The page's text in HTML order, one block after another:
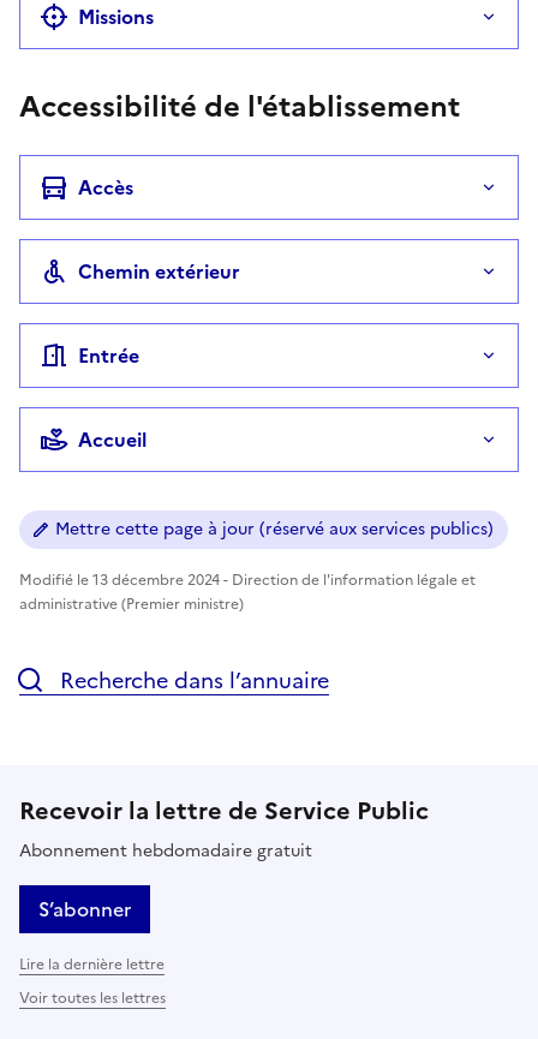
Missions
Accessibilité de l'établissement
Accès
Chemin extérieur
Entrée
Accueil
Mettre cette page à jour (réservé aux services publics)
Modifié le 13 décembre 2024 - Direction de l'information légale et
administrative (Premier ministre)
Recherche dans l’annuaire
Recevoir la lettre de Service Public
Abonnement hebdomadaire gratuit
S’abonner
Lire la dernière lettre
Voir toutes les lettres